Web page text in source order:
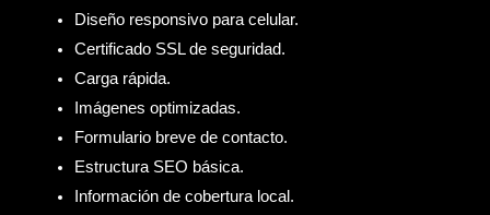
Diseño responsivo para celular.
Certificado SSL de seguridad.
Carga rápida.
Imágenes optimizadas.
Formulario breve de contacto.
Estructura SEO básica.
Información de cobertura local.